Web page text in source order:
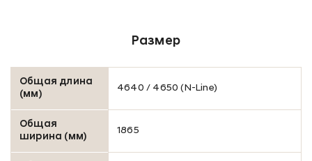
Размер
Общая длина
(мм)
4640 / 4650 (N-Line)
Общая
ширина (мм)
1865
Предложение не является публичной офертой